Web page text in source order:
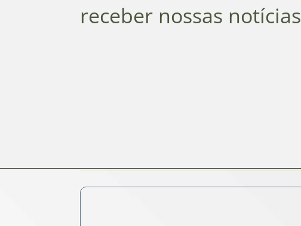
receber nossas notícias